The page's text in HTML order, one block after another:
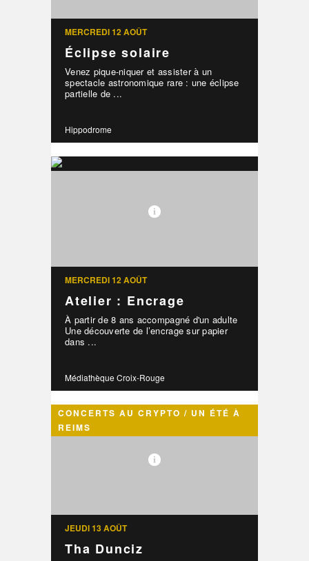
MERCREDI 12 AOÛT
Éclipse solaire
Venez pique-niquer et assister à un
spectacle astronomique rare : une éclipse
partielle de ...
Hippodrome
MERCREDI 12 AOÛT
Atelier : Encrage
À partir de 8 ans accompagné d'un adulte
Une découverte de l’encrage sur papier
dans ...
Médiathèque Croix-Rouge
CONCERTS AU CRYPTO / UN ÉTÉ À
REIMS
JEUDI 13 AOÛT
Tha Dunciz